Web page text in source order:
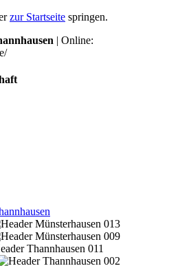
zur Startseite springen.
| Online: